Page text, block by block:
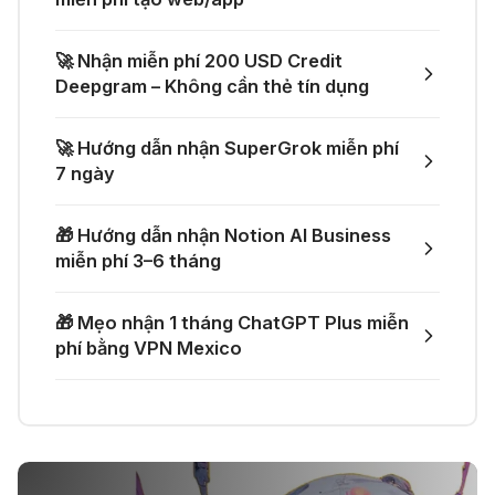
04 Thg 07 2026
🚀 Một GitHub Repository tổng hợp
gần như mọi API AI miễn phí
04 Thg 07 2026
Plus miễn phí
03 Thg 07 2026
🎁 Nhận miễn phí DeepSeek V4 Pro
và Claude Opus 4.8 trên Merlin AI
🤙 Lindy AI: Tự động hóa thông
minh
🌟 Augment AI Agent - Trợ thủ đắc
ghi âm thành văn bản
🚀 Nhận miễn phí 200 USD Credit
Deepgram – Không cần thẻ tín dụng
🚀 Hướng dẫn nhận SuperGrok miễn phí
7 ngày
🎁 Hướng dẫn nhận Notion AI Business
miễn phí 3–6 tháng
🎁 Mẹo nhận 1 tháng ChatGPT Plus miễn
phí bằng VPN Mexico